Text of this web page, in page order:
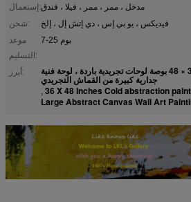
إستعمال:مدخل ، ممر ، ممر ، فيلا ، فندق
شحن:
فيديكس ، يو بي إس ، دي إتش إل ، إلخ
موعد
التسليم:
7-25 يوم
أبرز: لوحات تجريدية داخلية باردة ، 36 × 48 بوصة لوحات تجريدية باردة ، لوحة فنية
جدارية كبيرة من القماش التجريدي
, 36 X 48 Inches Cold abstraction
Large Abstract Canvas Wall Art